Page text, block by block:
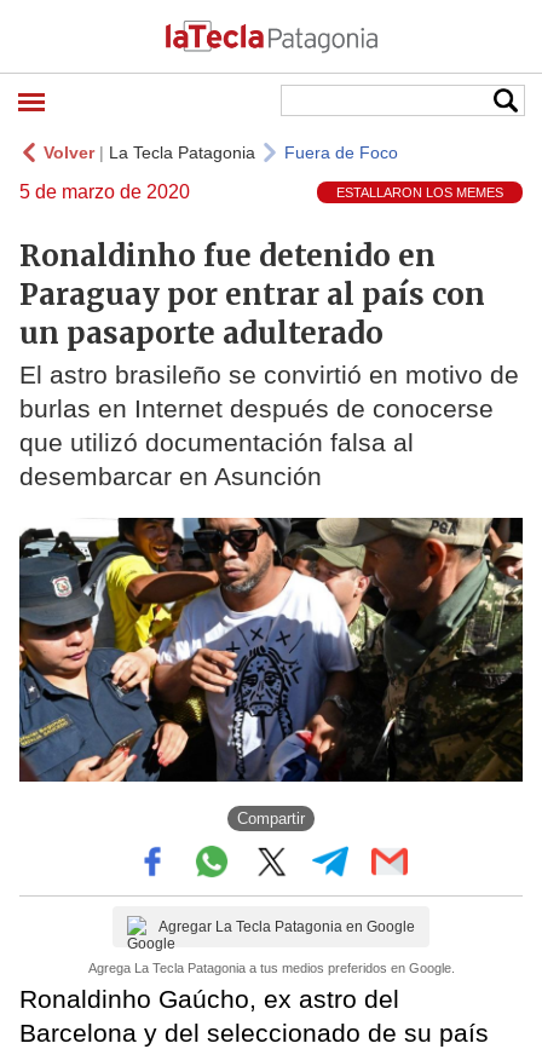
Volver| La Tecla Patagonia Fuera de Foco
5 de marzo de 2020 ESTALLARON LOS MEMES
Ronaldinho fue detenido en
Paraguay por entrar al país con
un pasaporte adulterado
El astro brasileño se convirtió en motivo de
burlas en Internet después de conocerse
que utilizó documentación falsa al
desembarcar en Asunción
Compartir
Agregar La Tecla Patagonia en Google
Agrega La Tecla Patagonia a tus medios preferidos en Google.
Ronaldinho Gaúcho, ex astro del
Barcelona y del seleccionado de su país